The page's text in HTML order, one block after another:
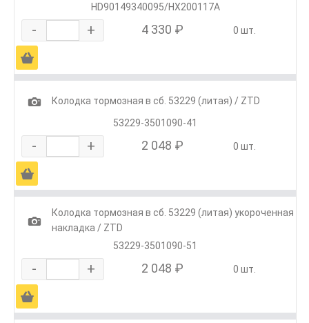
HD90149340095/HX200117A
- + 4 330 ₽ 0 шт.
Ä
1
Колодка тормозная в сб. 53229 (литая) / ZTD
53229-3501090-41
- + 2 048 ₽ 0 шт.
Ä
1
Колодка тормозная в сб. 53229 (литая) укороченная
накладка / ZTD
53229-3501090-51
- + 2 048 ₽ 0 шт.
Ä